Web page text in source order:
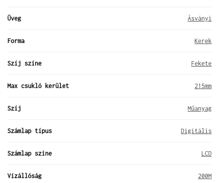
Üveg Ásványi
Forma Kerek
Szíj színe Fekete
Max csukló kerület 215mm
Szíj Műanyag
Számlap típus Digitális
Számlap színe LCD
Vízállóság 200M